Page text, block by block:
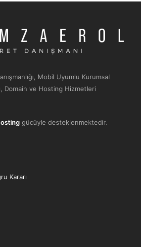
Mobil Uyumlu Kurumsal
Domain ve Hosting Hizmetleri
gücüyle desteklenmektedir.
Kararı